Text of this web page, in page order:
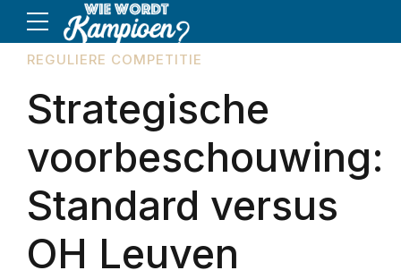
REGULIERE COMPETITIE
Strategische
voorbeschouwing:
Standard versus
OH Leuven